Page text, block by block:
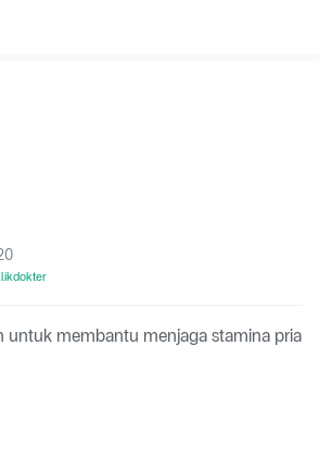
untuk membantu menjaga stamina pria